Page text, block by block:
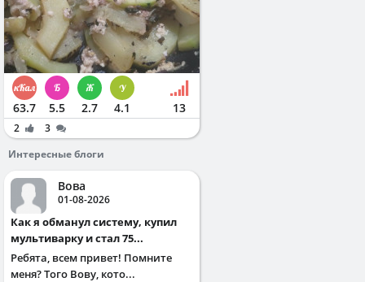
63.7 5.5 2.7 4.1 13
2
3
Интересные блоги
Вова
01-08-2026
Как я обманул систему, купил
мультиварку и стал 75...
Ребята, всем привет! Помните
меня? Того Вову, кото...